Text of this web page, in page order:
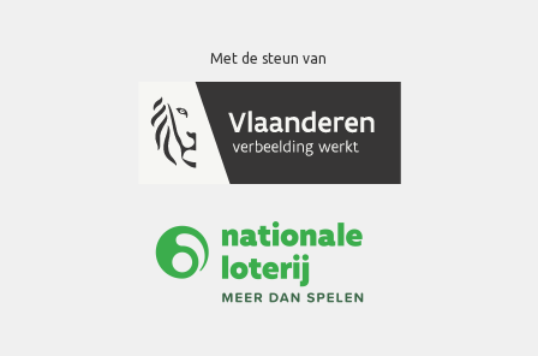
Met de steun van